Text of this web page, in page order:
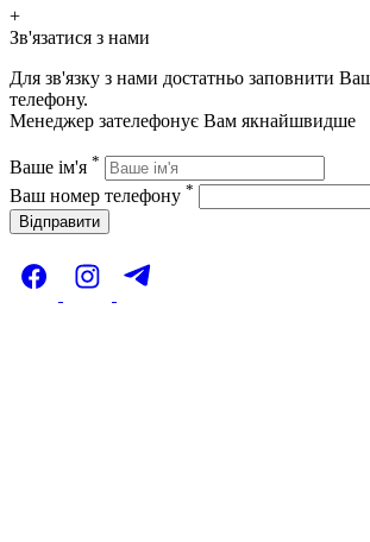
+
Зв'язатися з нами
Для зв'язку з нами достатньо заповнити
телефону.
Менеджер зателефонує Вам якнайшвидше
Ваше ім'я *
Ваш номер телефону *
Відправити